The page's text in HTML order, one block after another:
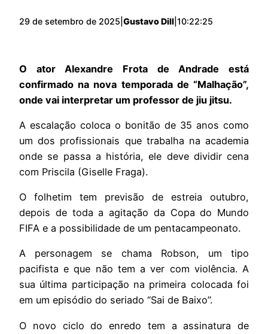
29 de setembro de 2025 Gustavo Dill 10:22:25
O ator Alexandre Frota de Andrade está
confirmado na nova temporada de “Malhação”,
onde vai interpretar um professor de jiu jitsu.
A escalação coloca o bonitão de 35 anos como
um dos profissionais que trabalha na academia
onde se passa a história, ele deve dividir cena
com Priscila (Giselle Fraga).
O folhetim tem previsão de estreia outubro,
depois de toda a agitação da Copa do Mundo
FIFA e a possibilidade de um pentacampeonato.
A personagem se chama Robson, um tipo
pacifista e que não tem a ver com violência. A
sua última participação na primeira colocada foi
em um episódio do seriado “Sai de Baixo”.
O novo ciclo do enredo tem a assinatura de